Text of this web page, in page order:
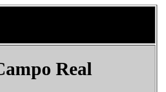
Real